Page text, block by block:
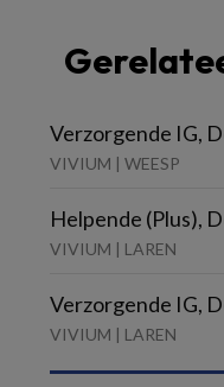
Verzorgende IG,
VIVIUM | WEESP
Helpende (Plus),
VIVIUM | LAREN
Verzorgende IG,
VIVIUM | LAREN